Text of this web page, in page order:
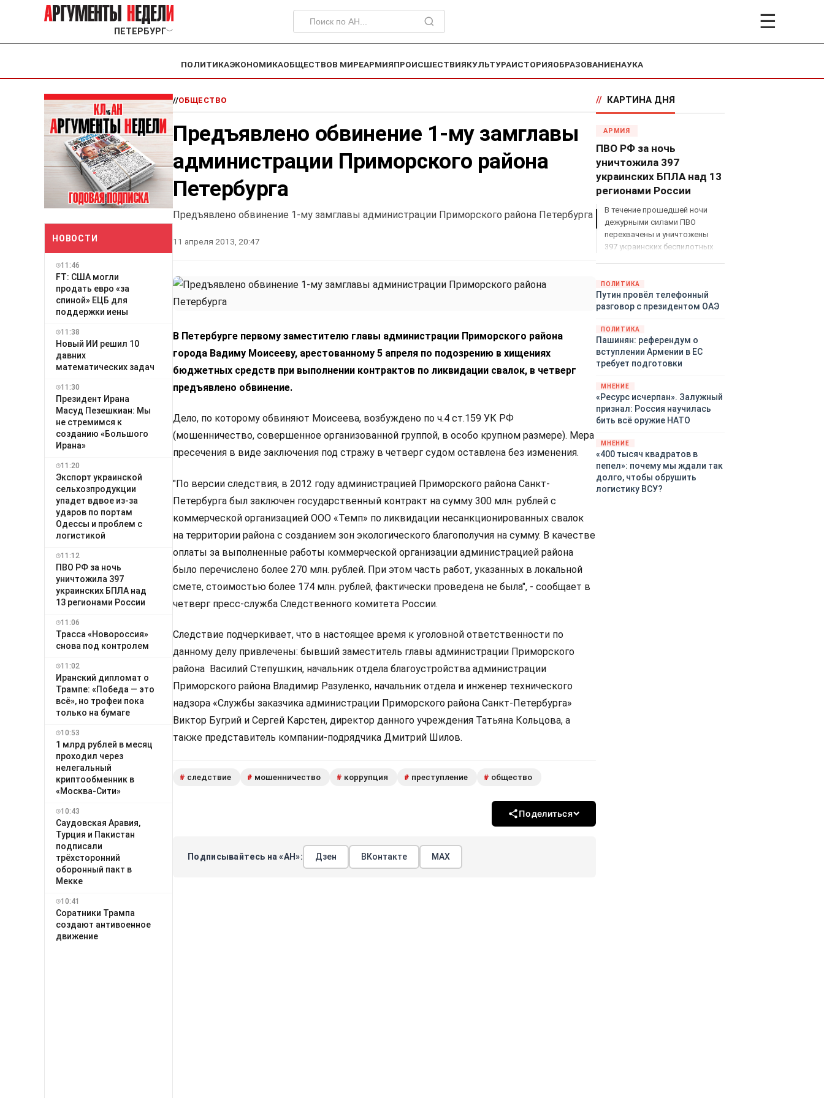
ПЕТЕРБУРГ﹀ ☰
ПОЛИТИКАЭКОНОМИКАОБЩЕСТВОВ МИРЕАРМИЯПРОИСШЕСТВИЯКУЛЬТУРАИСТОРИЯОБРАЗОВАНИЕНАУКА
НОВОСТИ
11:46
FT: США могли
продать евро «за
спиной» ЕЦБ для
поддержки иены
11:38
Новый ИИ решил 10
давних
математических задач
11:30
Президент Ирана
Масуд Пезешкиан: Мы
не стремимся к
созданию «Большого
Ирана»
11:20
Экспорт украинской
сельхозпродукции
упадет вдвое из-за
ударов по портам
Одессы и проблем с
логистикой
11:12
ПВО РФ за ночь
уничтожила 397
украинских БПЛА над
13 регионами России
11:06
Трасса «Новороссия»
снова под контролем
11:02
Иранский дипломат о
Трампе: «Победа — это
всё», но трофеи пока
только на бумаге
10:53
1 млрд рублей в месяц
проходил через
нелегальный
криптообменник в
«Москва-Сити»
10:43
Саудовская Аравия,
Турция и Пакистан
подписали
трёхсторонний
оборонный пакт в
Мекке
10:41
Соратники Трампа
создают антивоенное
движение
//ОБЩЕСТВО
Предъявлено обвинение 1-му замглавы
администрации Приморского района
Петербурга
Предъявлено обвинение 1-му замглавы администрации Приморского района Петербурга
11 апреля 2013, 20:47
В Петербурге первому заместителю главы администрации Приморского района
города Вадиму Моисееву, арестованному 5 апреля по подозрению в хищениях
бюджетных средств при выполнении контрактов по ликвидации свалок, в четверг
предъявлено обвинение.
Дело, по которому обвиняют Моисеева, возбуждено по ч.4 ст.159 УК РФ
(мошенничество, совершенное организованной группой, в особо крупном размере). Мера
пресечения в виде заключения под стражу в четверг судом оставлена без изменения.
"По версии следствия, в 2012 году администрацией Приморского района Санкт-
Петербурга был заключен государственный контракт на сумму 300 млн. рублей с
коммерческой организацией ООО «Темп» по ликвидации несанкционированных свалок
на территории района с созданием зон экологического благополучия на сумму. В качестве
оплаты за выполненные работы коммерческой организации администрацией района
было перечислено более 270 млн. рублей. При этом часть работ, указанных в локальной
смете, стоимостью более 174 млн. рублей, фактически проведена не была", - сообщает в
четверг пресс-служба Следственного комитета России.
Следствие подчеркивает, что в настоящее время к уголовной ответственности по
данному делу привлечены: бывший заместитель главы администрации Приморского
района Василий Степушкин, начальник отдела благоустройства администрации
Приморского района Владимир Разуленко, начальник отдела и инженер технического
надзора «Службы заказчика администрации Приморского района Санкт-Петербурга»
Виктор Бугрий и Сергей Карстен, директор данного учреждения Татьяна Кольцова, а
также представитель компании-подрядчика Дмитрий Шилов.
# следствие # мошенничество # коррупция # преступление # общество
Поделиться
Подписывайтесь на «АН»: Дзен ВКонтакте МАХ
// КАРТИНА ДНЯ
АРМИЯ
ПВО РФ за ночь
уничтожила 397
украинских БПЛА над 13
регионами России
В течение прошедшей ночи
дежурными силами ПВО
перехвачены и уничтожены
397 украинских беспилотных
территориями Белгородской,
Брянской, Воронежской,
Курской, Липецкой,
Ростовской, Рязанской,
Самарской, Саратовской,
Тамбовской, Тульской
областей, Краснодарского
края, Республики Крым и над
акваторией Азовского моря.
ПОЛИТИКА
Путин провёл телефонный
разговор с президентом ОАЭ
ПОЛИТИКА
Пашинян: референдум о
вступлении Армении в ЕС
требует подготовки
МНЕНИЕ
«Ресурс исчерпан». Залужный
признал: Россия научилась
бить всё оружие НАТО
МНЕНИЕ
«400 тысяч квадратов в
пепел»: почему мы ждали так
долго, чтобы обрушить
логистику ВСУ?